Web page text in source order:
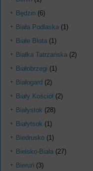
Będzin (6)
Biała Podlaska (1)
Białe Błota (1)
Białka Tatrzańska (2)
Białobrzegi (1)
Białogard (2)
Biały Kościół (2)
Białystok (28)
Białytsok (1)
Biedrusko (1)
Bielsko-Biała (27)
Bieruń (3)